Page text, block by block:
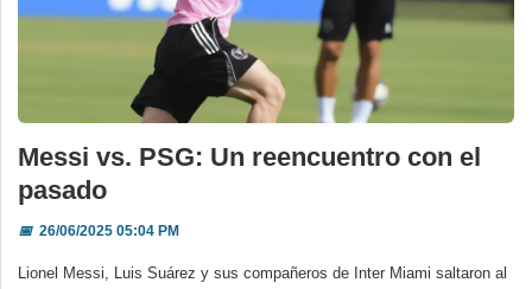
Messi vs. PSG: Un reencuentro con el
pasado
📅26/06/2025 05:04 PM
Lionel Messi, Luis Suárez y sus compañeros de Inter Miami saltaron al